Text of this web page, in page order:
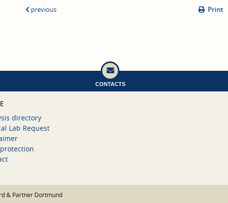
Print
previous
CONTACTS
directory
Lab Request
& Partner Dortmund